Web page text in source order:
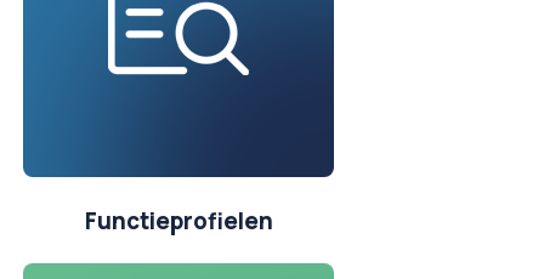
Functieprofielen